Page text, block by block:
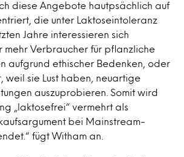
diese Angebote hautpsächlich auf
die unter Laktoseintoleranz
Jahre interessieren sich
mehr Verbraucher für pflanzliche
aufgrund ethischer Bedenken, oder
weil sie Lust haben, neuartige
auszuprobieren. Somit wird
„laktosefrei“ vermehrt als
bei Mainstream-
fügt Witham an.